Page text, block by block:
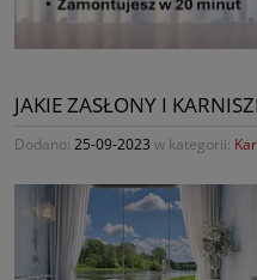
JAKIE ZASŁONY I
Dodano: 25-09-2023 w kategorii: